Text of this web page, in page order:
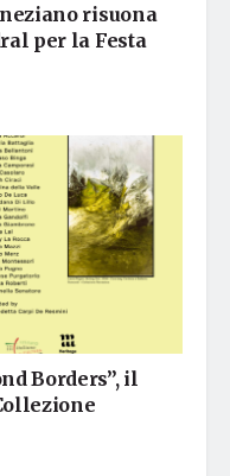
risuona
per la Festa
Borders”, il